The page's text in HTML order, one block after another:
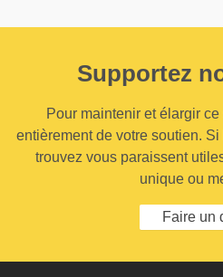
Supportez
Pour maintenir et élargir
entièrement de votre soutien.
trouvez vous paraissent
unique ou
Faire un